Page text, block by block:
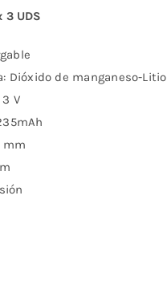
UDS
Dióxido de manganeso-Litio
V
mm